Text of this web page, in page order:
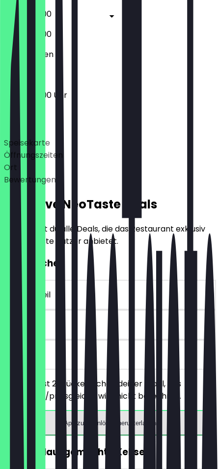
08:00 - 19:00
08:00 - 19:00
Geschlossen
08:00 - 19:00 Uhr
Deals
Speisekarte
Öffnungszeiten
Ort
Bewertungen
Exklusive NeoTaste Deals
Hier findest du alle Deals, die das Restaurant exklusiv
für NeoTaste Nutzer anbietet.
2für1 Kuchen
~4 € Vorteil
90 Tage
vor Ort
Du bestellst 2 Stücke Kuchen deiner Wahl, das
günstigere/preisgleiche wird nicht berechnet.
App zum Einlösen herunterladen
GRATIS Hausgemachte Kekse